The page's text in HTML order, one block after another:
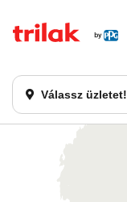
Válassz üzletet!
Fontos